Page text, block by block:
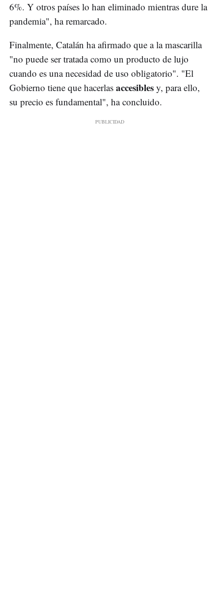
6%. Y otros países lo han eliminado mientras dure la
pandemia", ha remarcado.
Finalmente, Catalán ha afirmado que a la mascarilla
"no puede ser tratada como un producto de lujo
cuando es una necesidad de uso obligatorio". "El
Gobierno tiene que hacerlas accesibles y, para ello,
su precio es fundamental", ha concluido.